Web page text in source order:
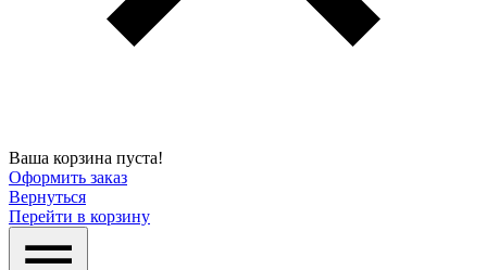
Ваша корзина пуста!
Оформить заказ
Вернуться
Перейти в корзину